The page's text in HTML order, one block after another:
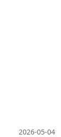
2026-05-04